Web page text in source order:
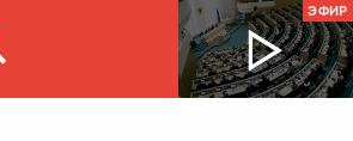
ЭФИР